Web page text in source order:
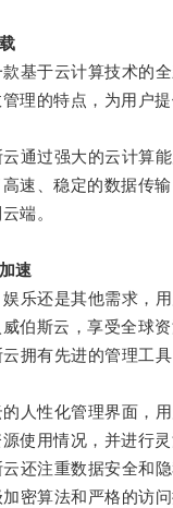
于云计算技术的全
理的特点，为用户
过强大的云计算能
速、稳定的数据传
端。
速
还是其他需求，用
伯斯云，享受全球资
有先进的管理工具
性化管理界面，用
使用情况，并进行灵
注重数据安全和隐
算法和严格的访问